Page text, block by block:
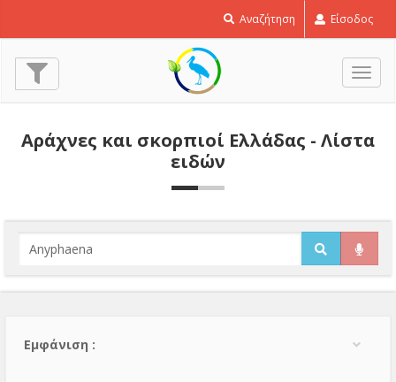
Αναζήτηση Είσοδος
Αράχνες και σκορπιοί Ελλάδας - Λίστα
ειδών
Εμφάνιση :